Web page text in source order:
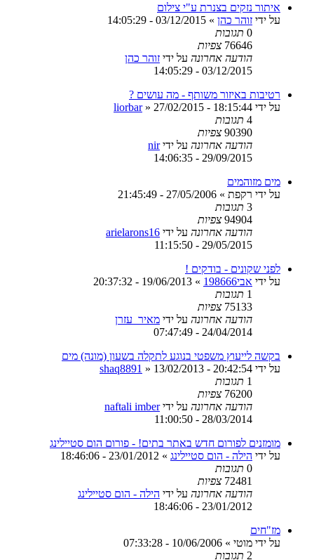
איתור נזקים בצנרת ע"י צילום
על ידי זוהר כהן »
03/12/2015 - 14:05:29
0 תגובות
76646 צפיות
הודעה אחרונה על ידי זוהר כהן
03/12/2015 - 14:05:29
רטיבות באיזור משותף - מה עושים ?
על ידי
liorbar» 27/02/2015 - 18:15:44
4 תגובות
90390 צפיות
הודעה אחרונה על ידיnir
29/09/2015 - 14:06:35
מים מזוהמים
על ידי רקפת »
27/05/2006 - 21:45:49
3 תגובות
94904 צפיות
הודעה אחרונה על ידי arielarons16
29/05/2015 - 11:15:50
לפני שקונים - בודקים !
על ידי אבי198666 »
19/06/2013 - 20:37:32
1 תגובות
75133 צפיות
הודעה אחרונה על ידי מאיר_עזרן
24/04/2014 - 07:47:49
בקשה לייעוץ משפטי בנוגע לתקלה בשעון (מונה) מים
על ידי
shaq8891 » 13/02/2013 - 20:42:54
1 תגובות
76200 צפיות
הודעה אחרונה על ידיnaftali imber
28/03/2014 - 11:00:50
מומזנים לפורום חדש באתר בתים! - פורום הום סטיילינג
על ידי הילה - הום סטיילינג »
23/01/2012 - 18:46:06
0 תגובות
72481 צפיות
הודעה אחרונה על ידי הילה - הום סטיילינג
23/01/2012 - 18:46:06
מז"חים
על ידי מוטי »
10/06/2006 - 07:33:28
2 תגובות